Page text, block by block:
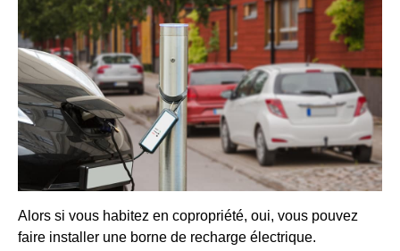
Alors si vous habitez en copropriété, oui, vous pouvez
faire installer une borne de recharge électrique.